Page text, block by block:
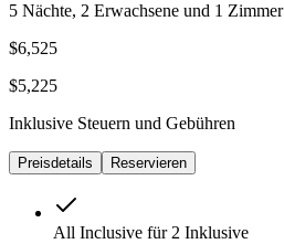
5 Nächte, 2 Erwachsene und 1 Zimmer
$6,525
$5,225
Inklusive Steuern und Gebühren
Preisdetails Reservieren
All Inclusive für 2 Inklusive